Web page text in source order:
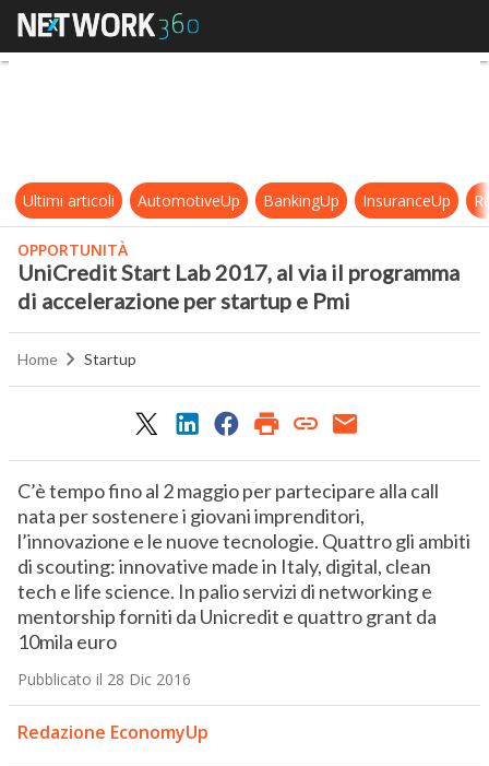
UniCredit Start Lab 2017, al via il
Ultimi articoli AutomotiveUp BankingUp InsuranceUp
OPPORTUNITÀ
UniCredit Start Lab 2017, al via il programma
di accelerazione per startup e Pmi
Home Startup
C’è tempo fino al 2 maggio per partecipare alla call
nata per sostenere i giovani imprenditori,
l’innovazione e le nuove tecnologie. Quattro gli ambiti
di scouting: innovative made in Italy, digital, clean
tech e life science. In palio servizi di networking e
mentorship forniti da Unicredit e quattro grant da
10mila euro
Pubblicato il 28 Dic 2016
Redazione EconomyUp